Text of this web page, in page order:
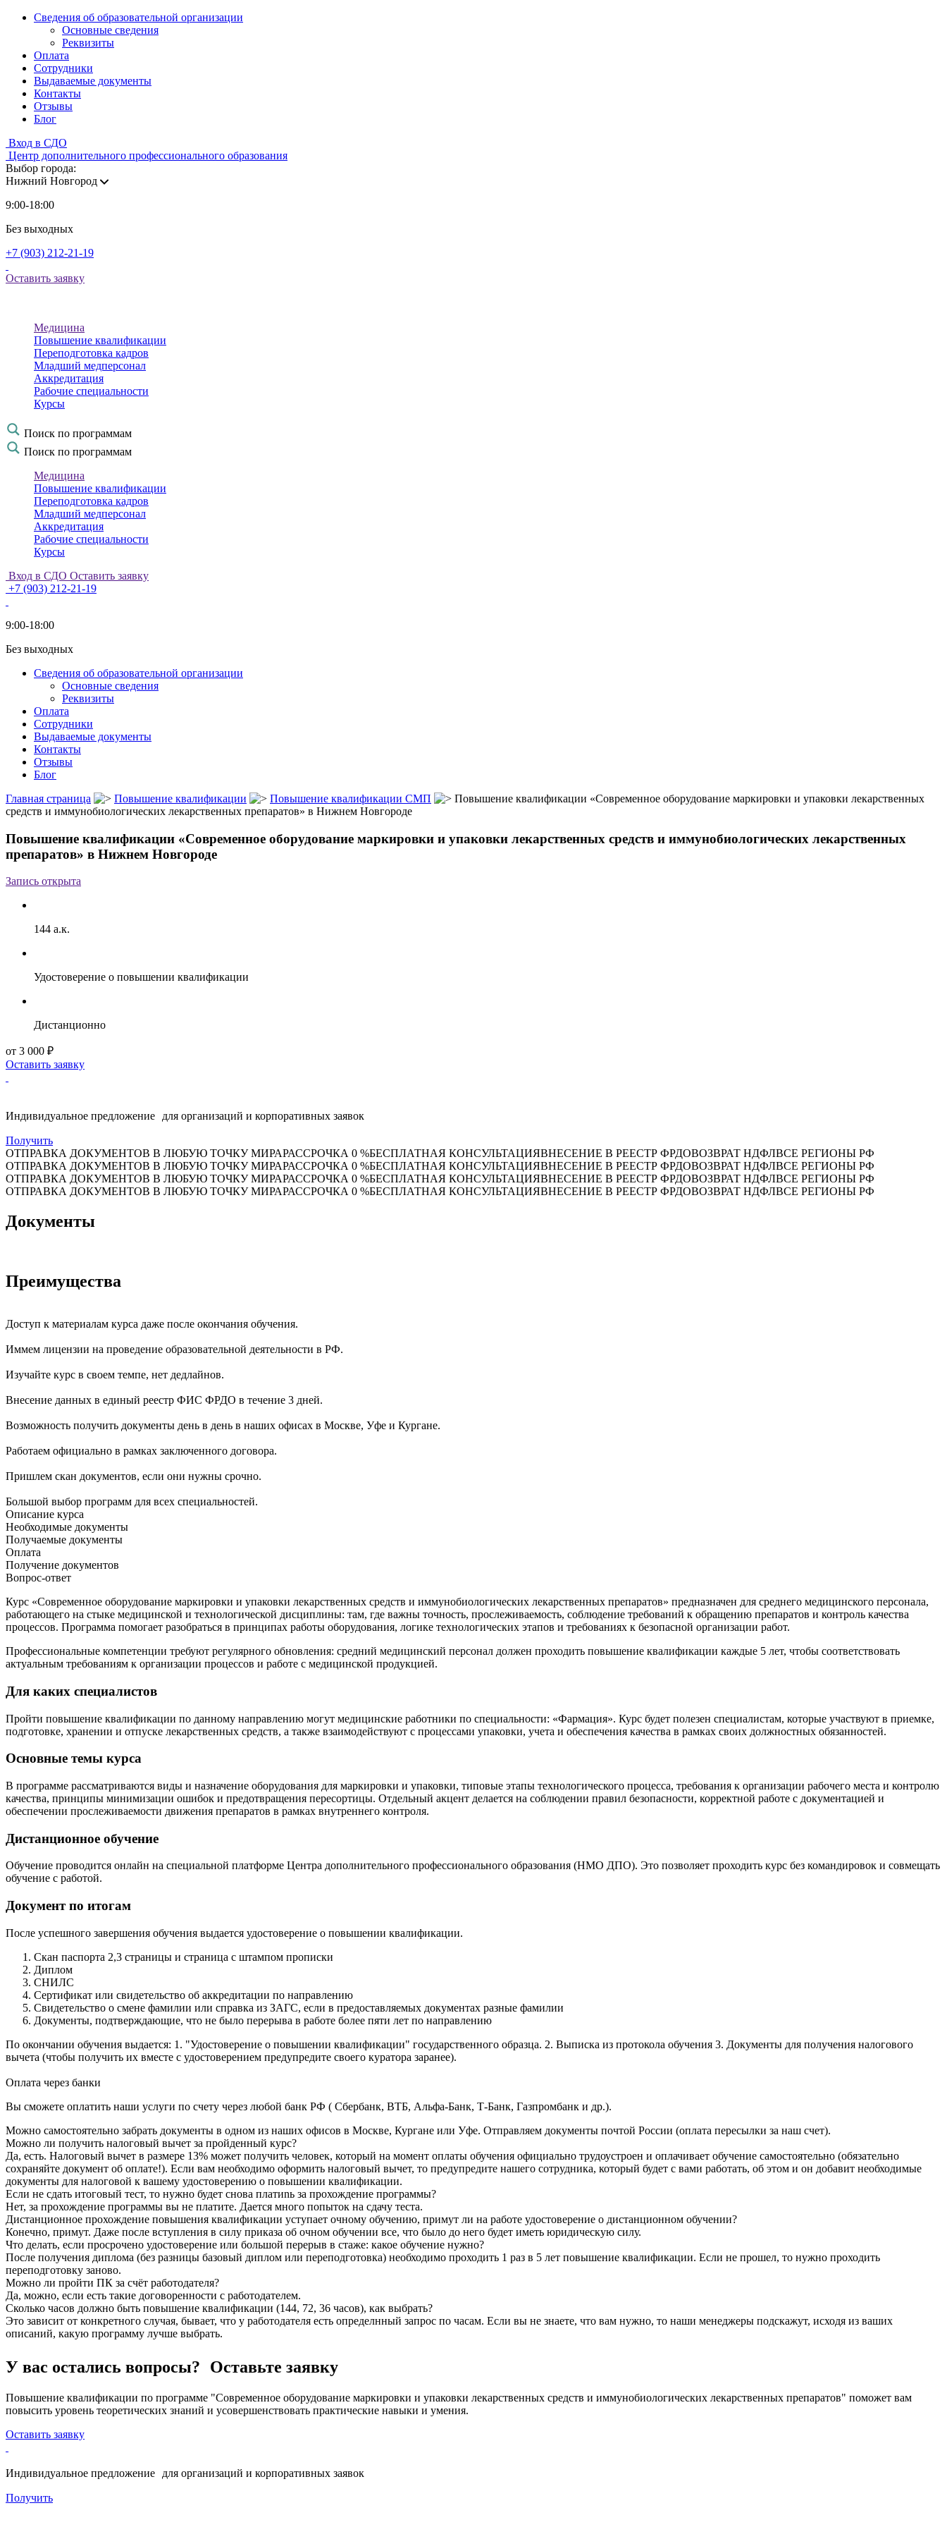
Сведения об образовательной организации
Основные сведения
Реквизиты
Оплата
Сотрудники
Выдаваемые документы
Контакты
Отзывы
Блог
Вход в СДО
Центр дополнительного профессионального образования
Выбор города:
Нижний Новгород
9:00-18:00
Без выходных
+7 (903) 212-21-19
Оставить заявку
Медицина
Повышение квалификации
Переподготовка кадров
Младший медперсонал
Аккредитация
Рабочие специальности
Курсы
Поиск по программам
Поиск по программам
Медицина
Повышение квалификации
Переподготовка кадров
Младший медперсонал
Аккредитация
Рабочие специальности
Курсы
Вход в СДО Оставить заявку
+7 (903) 212-21-19
9:00-18:00
Без выходных
Сведения об образовательной организации
Основные сведения
Реквизиты
Оплата
Сотрудники
Выдаваемые документы
Контакты
Отзывы
Блог
Главная страница
Повышение квалификации Повышение квалификации СМП
Повышение квалификации «Современное оборудование маркировки и упаковки лекарственных
средств и иммунобиологических лекарственных препаратов» в Нижнем Новгороде
Повышение квалификации «Современное оборудование маркировки и упаковки лекарственных средств и иммунобиологических лекарственных
препаратов» в Нижнем Новгороде
Запись открыта
144 а.к.
Удостоверение о повышении квалификации
Дистанционно
от 3 000 ₽
Оставить заявку
Индивидуальное предложение для организаций и корпоративных заявок
Получить
ОТПРАВКА ДОКУМЕНТОВ В ЛЮБУЮ ТОЧКУ МИРАРАССРОЧКА 0 %БЕСПЛАТНАЯ КОНСУЛЬТАЦИЯВНЕСЕНИЕ В РЕЕСТР ФРДОВОЗВРАТ НДФЛВСЕ РЕГИОНЫ РФ
ОТПРАВКА ДОКУМЕНТОВ В ЛЮБУЮ ТОЧКУ МИРАРАССРОЧКА 0 %БЕСПЛАТНАЯ КОНСУЛЬТАЦИЯВНЕСЕНИЕ В РЕЕСТР ФРДОВОЗВРАТ НДФЛВСЕ РЕГИОНЫ РФ
ОТПРАВКА ДОКУМЕНТОВ В ЛЮБУЮ ТОЧКУ МИРАРАССРОЧКА 0 %БЕСПЛАТНАЯ КОНСУЛЬТАЦИЯВНЕСЕНИЕ В РЕЕСТР ФРДОВОЗВРАТ НДФЛВСЕ РЕГИОНЫ РФ
ОТПРАВКА ДОКУМЕНТОВ В ЛЮБУЮ ТОЧКУ МИРАРАССРОЧКА 0 %БЕСПЛАТНАЯ КОНСУЛЬТАЦИЯВНЕСЕНИЕ В РЕЕСТР ФРДОВОЗВРАТ НДФЛВСЕ РЕГИОНЫ РФ
Документы
Преимущества
Доступ к материалам курса даже после окончания обучения.
Иммем лицензии на проведение образовательной деятельности в РФ.
Изучайте курс в своем темпе, нет дедлайнов.
Внесение данных в единый реестр ФИС ФРДО в течение 3 дней.
Возможность получить документы день в день в наших офисах в Москве, Уфе и Кургане.
Работаем официально в рамках заключенного договора.
Пришлем скан документов, если они нужны срочно.
Большой выбор программ для всех специальностей.
Описание курса
Необходимые документы
Получаемые документы
Оплата
Получение документов
Вопрос-ответ
Курс «Современное оборудование маркировки и упаковки лекарственных средств и иммунобиологических лекарственных препаратов» предназначен для среднего медицинского персонала,
работающего на стыке медицинской и технологической дисциплины: там, где важны точность, прослеживаемость, соблюдение требований к обращению препаратов и контроль качества
процессов. Программа помогает разобраться в принципах работы оборудования, логике технологических этапов и требованиях к безопасной организации работ.
Профессиональные компетенции требуют регулярного обновления: средний медицинский персонал должен проходить повышение квалификации каждые 5 лет, чтобы соответствовать
актуальным требованиям к организации процессов и работе с медицинской продукцией.
Для каких специалистов
Пройти повышение квалификации по данному направлению могут медицинские работники по специальности: «Фармация». Курс будет полезен специалистам, которые участвуют в приемке,
подготовке, хранении и отпуске лекарственных средств, а также взаимодействуют с процессами упаковки, учета и обеспечения качества в рамках своих должностных обязанностей.
Основные темы курса
В программе рассматриваются виды и назначение оборудования для маркировки и упаковки, типовые этапы технологического процесса, требования к организации рабочего места и контролю
качества, принципы минимизации ошибок и предотвращения пересортицы. Отдельный акцент делается на соблюдении правил безопасности, корректной работе с документацией и
обеспечении прослеживаемости движения препаратов в рамках внутреннего контроля.
Дистанционное обучение
Обучение проводится онлайн на специальной платформе Центра дополнительного профессионального образования (НМО ДПО). Это позволяет проходить курс без командировок и совмещать
обучение с работой.
Документ по итогам
После успешного завершения обучения выдается удостоверение о повышении квалификации.
Скан паспорта 2,3 страницы и страница с штампом прописки
Диплом
СНИЛС
Сертификат или свидетельство об аккредитации по направлению
Свидетельство о смене фамилии или справка из ЗАГС, если в предоставляемых документах разные фамилии
Документы, подтверждающие, что не было перерыва в работе более пяти лет по направлению
По окончании обучения выдается: 1. "Удостоверение о повышении квалификации" государственного образца. 2. Выписка из протокола обучения 3. Документы для получения налогового
вычета (чтобы получить их вместе с удостоверением предупредите своего куратора заранее).
Оплата через банки
Вы сможете оплатить наши услуги по счету через любой банк РФ ( Сбербанк, ВТБ, Альфа-Банк, Т-Банк, Газпромбанк и др.).
Можно самостоятельно забрать документы в одном из наших офисов в Москве, Кургане или Уфе. Отправляем документы почтой России (оплата пересылки за наш счет).
Можно ли получить налоговый вычет за пройденный курс?
Да, есть. Налоговый вычет в размере 13% может получить человек, который на момент оплаты обучения официально трудоустроен и оплачивает обучение самостоятельно (обязательно
сохраняйте документ об оплате!). Если вам необходимо оформить налоговый вычет, то предупредите нашего сотрудника, который будет с вами работать, об этом и он добавит необходимые
документы для налоговой к вашему удостоверению о повышении квалификации.
Если не сдать итоговый тест, то нужно будет снова платиnь за прохождение программы?
Нет, за прохождение программы вы не платите. Дается много попыток на сдачу теста.
Дистанционное прохождение повышения квалификации уступает очному обучению, примут ли на работе удостоверение о дистанционном обучении?
Конечно, примут. Даже после вступления в силу приказа об очном обучении все, что было до него будет иметь юридическую силу.
Что делать, если просрочено удостоверение или большой перерыв в стаже: какое обучение нужно?
После получения диплома (без разницы базовый диплом или переподготовка) необходимо проходить 1 раз в 5 лет повышение квалификации. Если не прошел, то нужно проходить
переподготовку заново.
Можно ли пройти ПК за счёт работодателя?
Да, можно, если есть такие договоренности с работодателем.
Сколько часов должно быть повышение квалификации (144, 72, 36 часов), как выбрать?
Это зависит от конкретного случая, бывает, что у работодателя есть определнный запрос по часам. Если вы не знаете, что вам нужно, то наши менеджеры подскажут, исходя из ваших
описаний, какую программу лучше выбрать.
У вас остались вопросы? Оставьте заявку
Повышение квалификации по программе "Современное оборудование маркировки и упаковки лекарственных средств и иммунобиологических лекарственных препаратов" поможет вам
повысить уровень теоретических знаний и усовершенствовать практические навыки и умения.
Оставить заявку
Индивидуальное предложение для организаций и корпоративных заявок
Получить